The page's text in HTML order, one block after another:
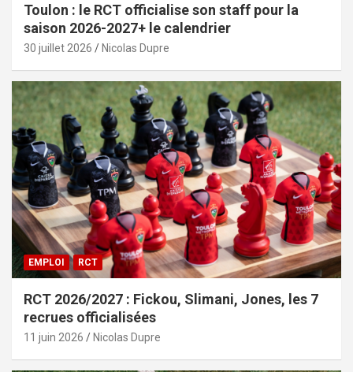
Toulon : le RCT officialise son staff pour la
saison 2026-2027+ le calendrier
30 juillet 2026 Nicolas Dupre
EMPLOI RCT
RCT 2026/2027 : Fickou, Slimani, Jones, les 7
recrues officialisées
11 juin 2026 Nicolas Dupre